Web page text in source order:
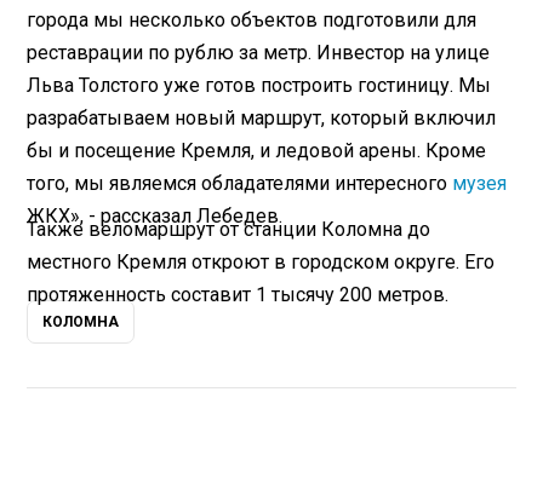
города мы несколько объектов подготовили для
реставрации по рублю за метр. Инвестор на улице
Льва Толстого уже готов построить гостиницу. Мы
разрабатываем новый маршрут, который включил
бы и посещение Кремля, и ледовой арены. Кроме
того, мы являемся обладателями интересного музея
ЖКХ», - рассказал Лебедев.
Также веломаршрут от станции Коломна до
местного Кремля откроют в городском округе. Его
протяженность составит 1 тысячу 200 метров.
КОЛОМНА